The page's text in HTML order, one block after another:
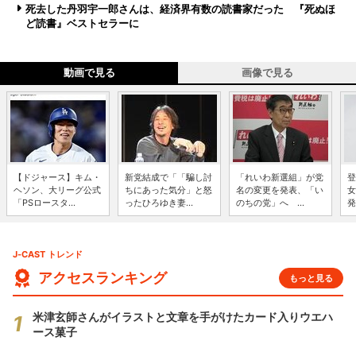
死去した丹羽宇一郎さんは、経済界有数の読書家だった 『死ぬほ
ど読書』ベストセラーに
動画で見る 画像で見る
【ドジャース】キム・
ヘソン、大リーグ公式
「PSロースタ...
新党結成で「「騙し討
ちにあった気分」と怒
ったひろゆき妻...
「れいわ新選組」が党
名の変更を発表、「い
のちの党」へ ...
J-CAST トレンド
アクセスランキング もっと見る
米津玄師さんがイラストと文章を手がけたカード入りウエハ
ース菓子